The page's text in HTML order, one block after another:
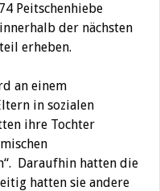
Peitschenhiebe
der nächsten
erheben.
an einem
in sozialen
ihre Tochter
Daraufhin hatten die
hatten sie andere